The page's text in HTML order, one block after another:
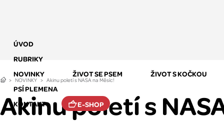
ÚVOD
RUBRIKY
NOVINKY
ŽIVOT SE PSEM
ŽIVOT S KOČKOU
PSÍ PLEMENA
KONTAKT
E-SHOP
NOVINKY Akinu poletí s NASA na Měsíc!
Akinu poletí s